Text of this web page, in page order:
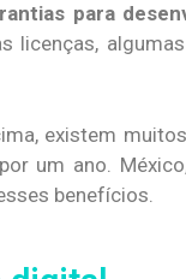
para
licenças,
existem muitos
um ano.
benefícios.